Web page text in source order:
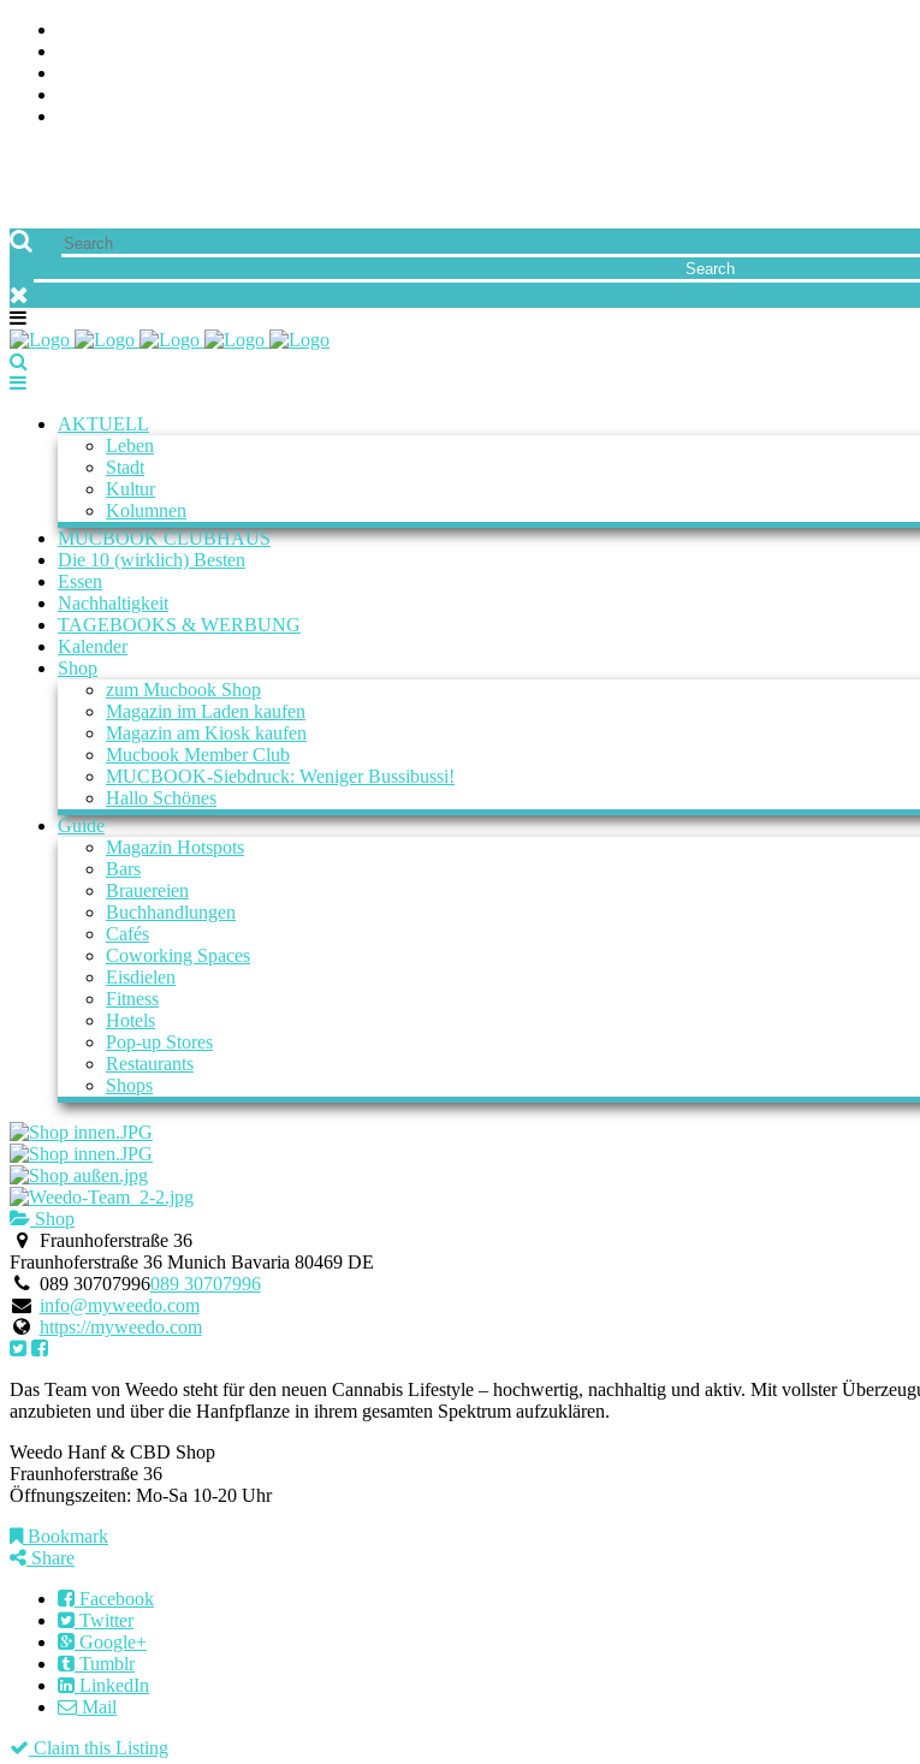
AKTUELL
Leben
Stadt
Kultur
Kolumnen
MUCBOOK CLUBHAUS
Die 10 (wirklich) Besten
Essen
Nachhaltigkeit
TAGEBOOKS & WERBUNG
Kalender
Shop
zum Mucbook Shop
Magazin im Laden kaufen
Magazin am Kiosk kaufen
Mucbook Member Club
MUCBOOK-Siebdruck: Weniger Bussibussi!
Hallo Schönes
Guide
Magazin Hotspots
Bars
Brauereien
Buchhandlungen
Cafés
Coworking Spaces
Eisdielen
Fitness
Hotels
Pop-up Stores
Restaurants
Shops
Shop
Fraunhoferstraße 36
Fraunhoferstraße 36 Munich Bavaria 80469 DE
089 30707996089 30707996
info@myweedo.com
https://myweedo.com
Das Team von Weedo steht für den neuen Cannabis Lifestyle – hochwertig, nachhaltig und aktiv. Mit vollster
anzubieten und über die Hanfpflanze in ihrem gesamten Spektrum aufzuklären.
Weedo Hanf & CBD Shop
Fraunhoferstraße 36
Öffnungszeiten: Mo-Sa 10-20 Uhr
Bookmark
Share
Facebook
Twitter
Google+
Tumblr
LinkedIn
Mail
Claim this Listing